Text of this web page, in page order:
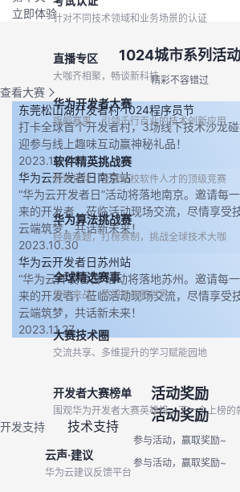
针对不同技术领域和业务场景的认证
直播专区
大咖齐相聚，畅谈新科技
查看大赛
华为开发者大赛
旗舰赛事，引领千行百业的技术创新应用
软件精英挑战赛
极致优化，全球高校软件人才的顶级竞赛
华为算法挑战赛
经典难题，打榜赛制，挑战全球技术大咖
全球精选赛事
放码来战，勇闯智能新世界
大赛技术圈
交流共享、多维提升的学习赋能园地
开发者大赛榜单
围观华为开发者大赛英雄榜，下一个上榜的
开发支持 技术支持
云声·建议
华为云建议反馈平台
立即体验
1024城市系列活动
精彩不容错过
东莞松山湖开发者村·1024程序员节
打卡全球首个开发者村，3场线下技术沙龙
迎参与线上趣味互动赢神秘礼品！
2023.10.24
华为云开发者日南京站
“华为云开发者日”活动将落地南京。邀请每
来的开发者，莅临活动现场交流，尽情享受
云端筑梦，共话新未来！
2023.10.30
华为云开发者日苏州站
“华为云开发者日”活动将落地苏州。邀请每
来的开发者，莅临活动现场交流，尽情享受
云端筑梦，共话新未来！
2023.11.27
活动奖励
活动奖励
参与活动，赢取奖励~
参与活动，赢取奖励~